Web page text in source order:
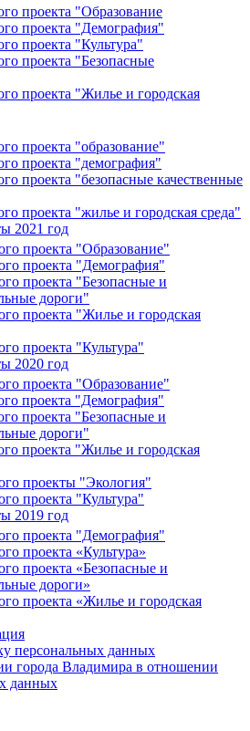
проекта "Образование
проекта "Демография"
проекта "Культура"
проекта "Безопасные
проекта "Жилье и городская
проекта "образование"
проекта "демография"
проекта "безопасные качественные
проекта "жилье и городская среда"
2021 год
проекта "Образование"
проекта "Демография"
проекта "Безопасные и
дороги"
проекта "Жилье и городская
проекта "Культура"
2020 год
проекта "Образование"
проекта "Демография"
проекта "Безопасные и
дороги"
проекта "Жилье и городская
проекты "Экология"
проекта "Культура"
2019 год
проекта "Демография"
проекта «Культура»
проекта «Безопасные и
дороги»
проекта «Жилье и городская
персональных данных
города Владимира в отношении
данных